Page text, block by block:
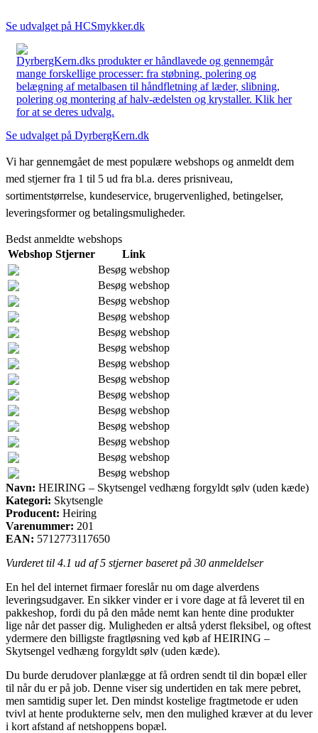
Se udvalget på HCSmykker.dk
DyrbergKern.dks produkter er håndlavede og gennemgår
mange forskellige processer: fra støbning, polering og
belægning af metalbasen til håndfletning af læder, slibning,
polering og montering af halv-ædelsten og krystaller. Klik her
for at se deres udvalg.
Se udvalget på DyrbergKern.dk
Vi har gennemgået de mest populære webshops og anmeldt dem
med stjerner fra 1 til 5 ud fra bl.a. deres prisniveau,
sortimentstørrelse, kundeservice, brugervenlighed, betingelser,
leveringsformer og betalingsmuligheder.
Bedst anmeldte webshops
Webshop Stjerner
Link
Besøg webshop
Besøg webshop
Besøg webshop
Besøg webshop
Besøg webshop
Besøg webshop
Besøg webshop
Besøg webshop
Besøg webshop
Besøg webshop
Besøg webshop
Besøg webshop
Besøg webshop
Besøg webshop
Navn: HEIRING – Skytsengel vedhæng forgyldt sølv (uden kæde)
Kategori: Skytsengle
Producent: Heiring
Varenummer: 201
EAN: 5712773117650
Vurderet til 4.1 ud af 5 stjerner baseret på 30 anmeldelser
En hel del internet firmaer foreslår nu om dage alverdens
leveringsudgaver. En sikker vinder er i vore dage at få leveret til en
pakkeshop, fordi du på den måde nemt kan hente dine produkter
lige når det passer dig. Muligheden er altså yderst fleksibel, og oftest
ydermere den billigste fragtløsning ved køb af HEIRING –
Skytsengel vedhæng forgyldt sølv (uden kæde).
Du burde derudover planlægge at få ordren sendt til din bopæl eller
til når du er på job. Denne viser sig undertiden en tak mere pebret,
men samtidig super let. Den mindst kostelige fragtmetode er uden
tvivl at hente produkterne selv, men den mulighed kræver at du lever
i kort afstand af netshoppens bopæl.